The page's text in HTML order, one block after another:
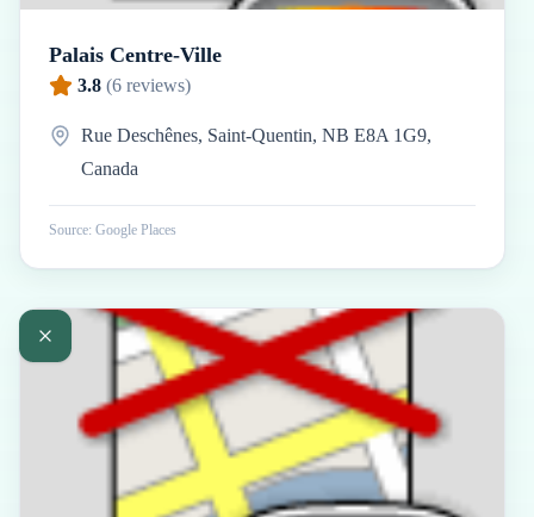
Palais Centre-Ville
3.8 (6 reviews)
Rue Deschênes, Saint-Quentin, NB E8A 1G9,
Canada
Source: Google Places